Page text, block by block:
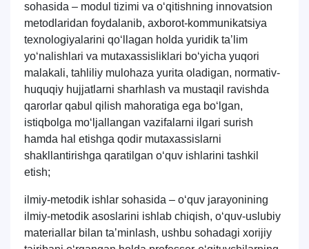
Telefon raqamingiz
Pochta
yuborish
sohasida – modul tizimi va o‘qitishning innovatsion
metodlaridan foydalanib, axborot-kommunikatsiya
texnologiyalarini qo‘llagan holda yuridik taʼlim
yo‘nalishlari va mutaxassisliklari bo‘yicha yuqori
malakali, tahliliy mulohaza yurita oladigan, normativ-
huquqiy hujjatlarni sharhlash va mustaqil ravishda
qarorlar qabul qilish mahoratiga ega bo‘lgan,
istiqbolga mo‘ljallangan vazifalarni ilgari surish
hamda hal etishga qodir mutaxassislarni
shakllantirishga qaratilgan o‘quv ishlarini tashkil
etish;
ilmiy-metodik ishlar sohasida – o‘quv jarayonining
ilmiy-metodik asoslarini ishlab chiqish, o‘quv-uslubiy
materiallar bilan taʼminlash, ushbu sohadagi xorijiy